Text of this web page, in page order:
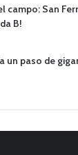
campo: San
B!
un paso de